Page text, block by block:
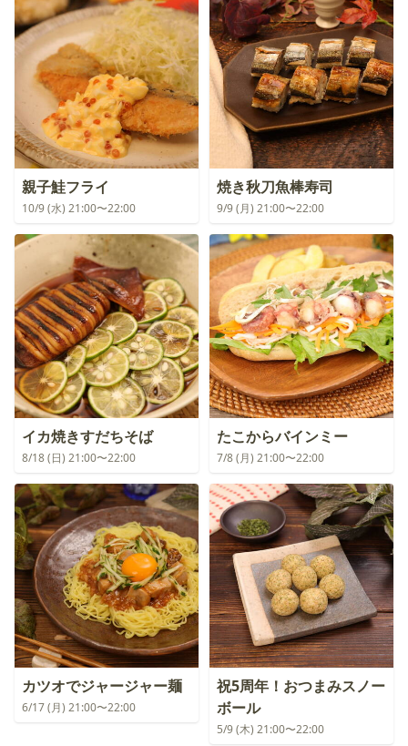
親子鮭フライ
10/9 (水) 21:00〜22:00
焼き秋刀魚棒寿司
9/9 (月) 21:00〜22:00
イカ焼きすだちそば
8/18 (日) 21:00〜22:00
たこからバインミー
7/8 (月) 21:00〜22:00
カツオでジャージャー麺
6/17 (月) 21:00〜22:00
祝5周年！おつまみスノー
ボール
5/9 (木) 21:00〜22:00